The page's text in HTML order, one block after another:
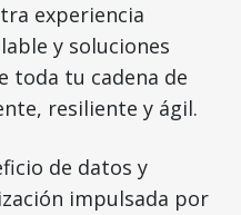
experiencia
y soluciones
toda tu cadena de
resiliente y ágil.
de datos y
impulsada por